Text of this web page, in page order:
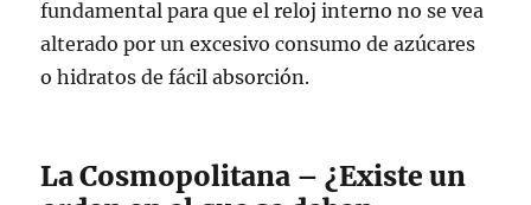
fundamental para que el reloj interno no se vea
alterado por un excesivo consumo de azúcares
o hidratos de fácil absorción.
La Cosmopolitana – ¿Existe un